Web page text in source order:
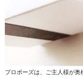
プロポーズは、ご主人様が